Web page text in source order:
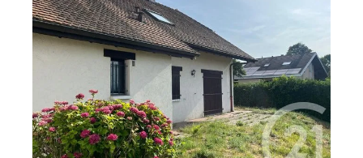
NEUVECELLE 74
86,56 m2, 4 pièces
Ref : 156683
Maison à vendre
479 000 €
NEUVECELLE Élégante maison de caractère